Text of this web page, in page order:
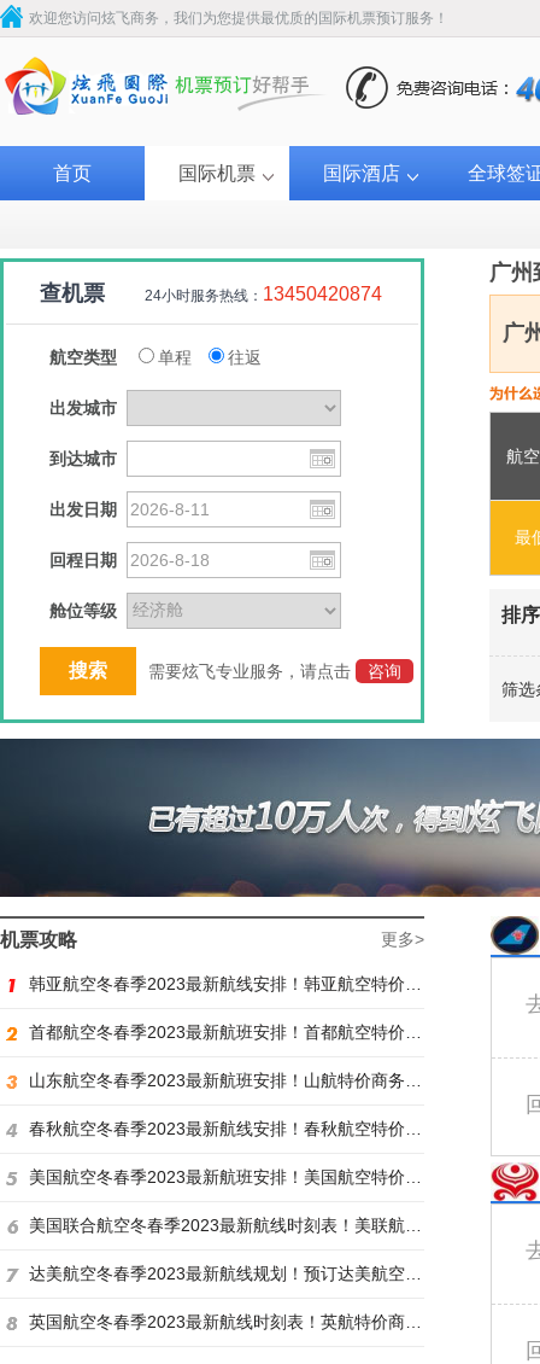
欢迎您访问炫飞商务，我们为您提供最优质的国际机票预订服务！
首页 国际机票 国际酒店 全球签
查机票 24小时服务热线： 13450420874
航空类型 单程 往返
出发城市
到达城市
出发日期
回程日期
舱位等级
需要炫飞专业服务，请点击 咨询
广州
广
航
最
排
筛
机票攻略 更多>
韩亚航空冬春季2023最新航线安排！韩亚航空特价商务舱预订火热抢购中
首都航空冬春季2023最新航班安排！首都航空特价商务舱火热抢购中
山东航空冬春季2023最新航班安排！山航特价商务舱火热抢购中
春秋航空冬春季2023最新航线安排！春秋航空特价商务舱找炫飞
美国航空冬春季2023最新航班安排！美国航空特价商务舱火热抢购中
美国联合航空冬春季2023最新航线时刻表！美联航特价商务舱预订火热抢购ing
达美航空冬春季2023最新航线规划！预订达美航空商务舱找炫飞
英国航空冬春季2023最新航线时刻表！英航特价商务舱预订找炫飞